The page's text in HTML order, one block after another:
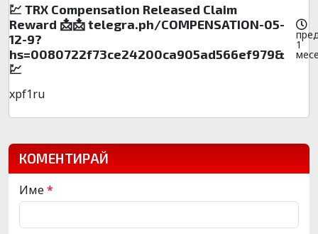
💹 TRX Compensation Released Claim
Reward 📩📩 telegra.ph/COMPENSATION-05-
12-9?
hs=0080722f73ce24200ca905ad566ef979&
💹
1
xpf1ru
КОМЕНТИРАЙ
Име*